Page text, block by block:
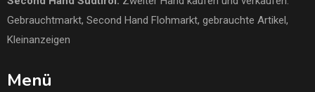
Gebrauchtmarkt, Second Hand Flohmarkt, gebrauchte Artikel,
Kleinanzeigen
Menü